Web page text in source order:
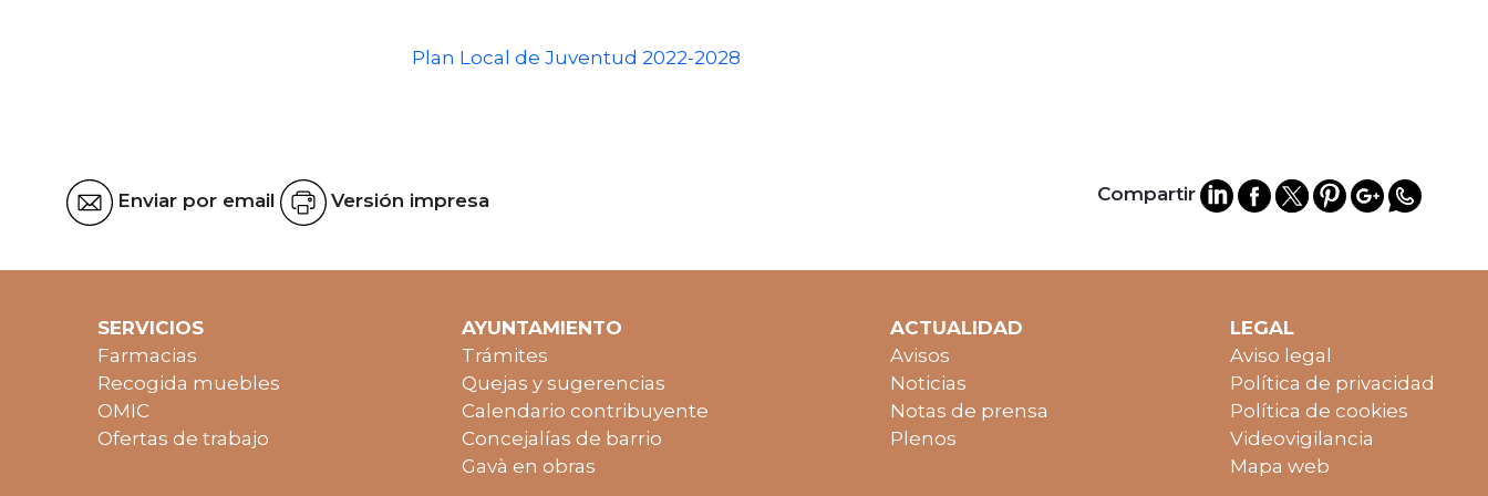
Plan Local de Juventud 2022-2028
Enviar por email Versión impresa Compartir
SERVICIOS
Farmacias
Recogida muebles
OMIC
Ofertas de trabajo
AYUNTAMIENTO
Trámites
Quejas y sugerencias
Calendario contribuyente
Concejalías de barrio
Gavà en obras
ACTUALIDAD
Avisos
Noticias
Notas de prensa
Plenos
LEGAL
Aviso legal
Política de privacidad
Política de cookies
Videovigilancia
Mapa web